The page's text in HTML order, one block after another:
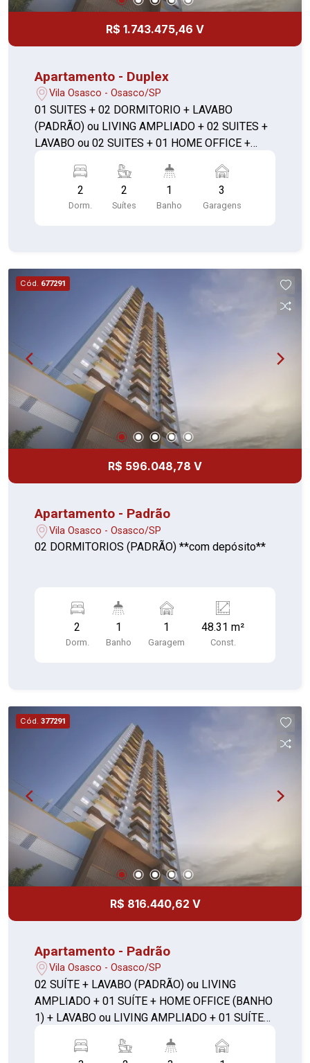
R$ 1.743.475,46 V
Apartamento - Duplex
Vila Osasco - Osasco/SP
01 SUITES + 02 DORMITORIO + LAVABO
(PADRÃO) ou LIVING AMPLIADO + 02 SUITES +
LAVABO ou 02 SUITES + 01 HOME OFFICE +
2
Dorm.
2
Suítes
1
Banho
3
Garagens
Cód. 677291
R$ 596.048,78 V
Apartamento - Padrão
Vila Osasco - Osasco/SP
02 DORMITORIOS (PADRÃO) **com depósito**
2
Dorm.
1
Banho
1
Garagem
48.31 m²
Const.
Cód. 377291
R$ 816.440,62 V
Apartamento - Padrão
Vila Osasco - Osasco/SP
02 SUÍTE + LAVABO (PADRÃO) ou LIVING
AMPLIADO + 01 SUÍTE + HOME OFFICE (BANHO
1) + LAVABO ou LIVING AMPLIADO + 01 SUÍTE